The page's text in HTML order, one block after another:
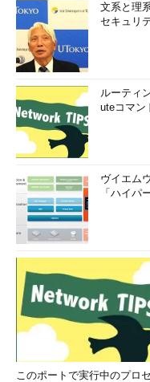
文系と理
セキュリ
ルーティ
uteコマン
ヴイエム
「ハイパ
このポートで実行中のプロ